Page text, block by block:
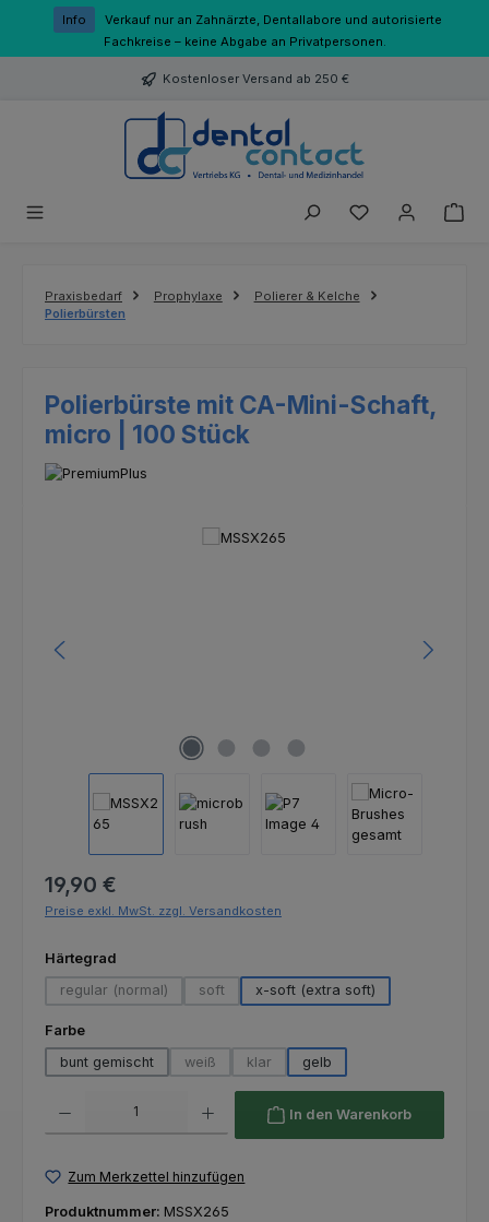
Zum Hauptinhalt springen
Info
Verkauf nur an Zahnärzte, Dentallabore und autorisierte
Fachkreise – keine Abgabe an Privatpersonen.
Kostenloser Versand ab 250 €
Du hast 0
Praxisbedarf Prophylaxe
Polierer & Kelche
Polierbürsten
Polierbürste mit CA-Mini-Schaft,
micro | 100 Stück
Regulärer Preis:
19,90 €
Preise exkl. MwSt. zzgl. Versandkosten
Härtegrad
regular (normal)
(Diese Option ist zurzeit nicht verfügbar.)
soft
(Diese Option ist zurzeit nicht verfügbar.)
x-soft (extra soft)
Farbeauswählen
bunt gemischt
weiß
(Diese Option ist zurzeit nicht verfügbar.)
klar
(Diese Option ist zurzeit nicht
gelb
In den Warenkorb
Zum Merkzettel hinzufügen
Produktnummer: MSSX265